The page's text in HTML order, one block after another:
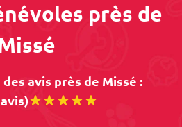
près de
avis près de Missé :